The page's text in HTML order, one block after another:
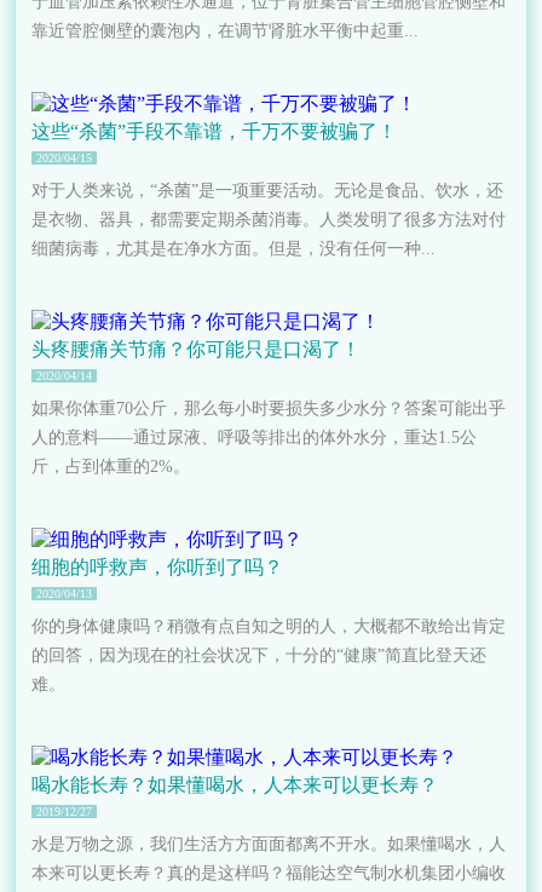
靠近管腔侧壁的囊泡内，在调节肾脏水平衡中起重...
这些“杀菌”手段不靠谱，千万不要被骗了！
2020/04/15
对于人类来说，“杀菌”是一项重要活动。无论是食品、饮水，还
是衣物、器具，都需要定期杀菌消毒。人类发明了很多方法对付
细菌病毒，尤其是在净水方面。但是，没有任何一种...
头疼腰痛关节痛？你可能只是口渴了！
2020/04/14
如果你体重70公斤，那么每小时要损失多少水分？答案可能出乎
人的意料——通过尿液、呼吸等排出的体外水分，重达1.5公
斤，占到体重的2%。
细胞的呼救声，你听到了吗？
2020/04/13
你的身体健康吗？稍微有点自知之明的人，大概都不敢给出肯定
的回答，因为现在的社会状况下，十分的“健康”简直比登天还
难。
喝水能长寿？如果懂喝水，人本来可以更长寿？
2019/12/27
水是万物之源，我们生活方方面面都离不开水。如果懂喝水，人
本来可以更长寿？真的是这样吗？福能达空气制水机集团小编收